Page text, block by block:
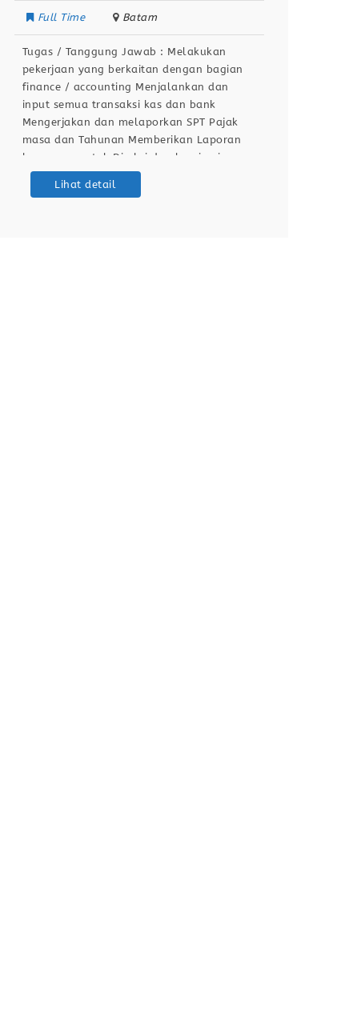
Full Time Batam
Tugas / Tanggung Jawab : Melakukan
pekerjaan yang berkaitan dengan bagian
finance / accounting Menjalankan dan
input semua transaksi kas dan bank
Mengerjakan dan melaporkan SPT Pajak
masa dan Tahunan Memberikan Laporan
keuangan untuk Direksi dan komisaris
Berdomisili di Batam Kualifikasi /
Persyaratan : Pengalaman min. 1 tahun
Lihat detail